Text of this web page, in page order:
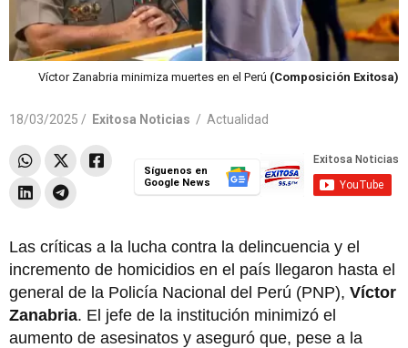
Víctor Zanabria minimiza muertes en el Perú (Composición Exitosa)
18/03/2025 / Exitosa Noticias / Actualidad
Síguenos en
Google News
Las críticas a la lucha contra la delincuencia y el
incremento de homicidios en el país llegaron hasta el
general de la Policía Nacional del Perú (PNP), Víctor
Zanabria. El jefe de la institución minimizó el
aumento de asesinatos y aseguró que, pese a la